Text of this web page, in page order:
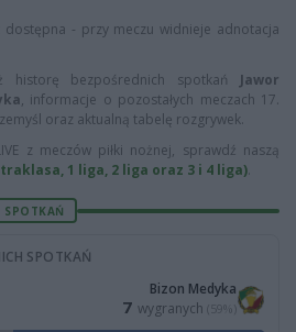
dostępna - przy meczu widnieje adnotacja
historę bezpośrednich spotkań Jawor
, informacje o pozostałych meczach 17.
oraz aktualną tabelę rozgrywek.
z meczów piłki nożnej, sprawdź naszą
1 liga, 2 liga oraz 3 i 4 liga).
SPOTKAŃ
SPOTKAŃ
Bizon Medyka
7 wygranych (59%)